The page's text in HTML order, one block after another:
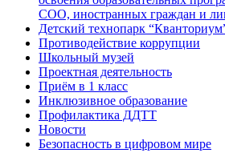
СОО, иностранных граждан и
Детский технопарк
Противодействие коррупции
Школьный музей
Проектная деятельность
Приём в 1 класс
Инклюзивное образование
Профилактика ДДТТ
Новости
Безопасность в цифровом мире